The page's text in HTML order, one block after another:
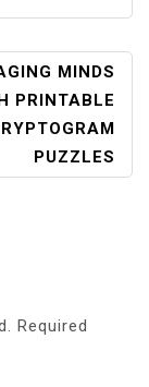
MINDS
PRINTABLE
PUZZLES
Required